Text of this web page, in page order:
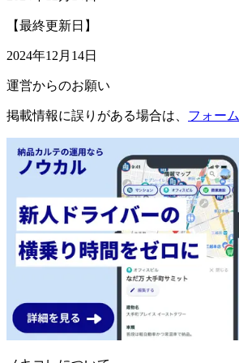
【最終更新日】
2024年12月14日
運営からのお願い
掲載情報に誤りがある場合は、 フォーム